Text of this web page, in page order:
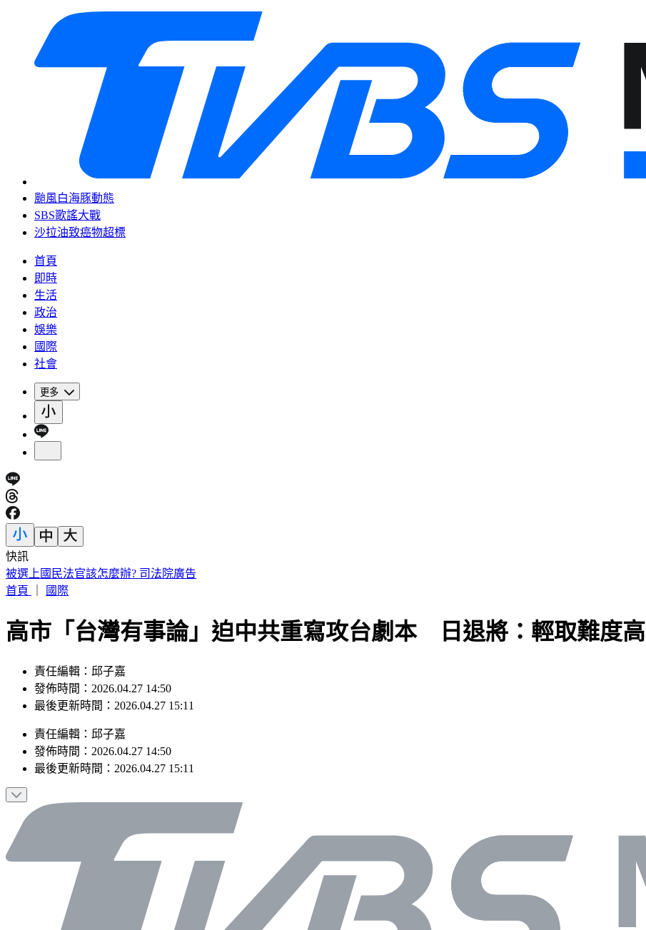
颱風白海豚動態
SBS歌謠大戰
沙拉油致癌物超標
首頁
即時
生活
政治
娛樂
國際
社會
更多
快訊
IU無預警召喚前男友 韓網替「她」心疼：很不舒服
首頁
國際
高市「台灣有事論」迫中共重寫攻台劇本 日退將：輕取難度高
責任編輯：邱子嘉
發佈時間：2026.04.27 14:50
最後更新時間：2026.04.27 15:11
責任編輯 ： 邱子嘉
發佈時間： 2026.04.27 14:50
最後更新時間： 2026.04.27 15:11